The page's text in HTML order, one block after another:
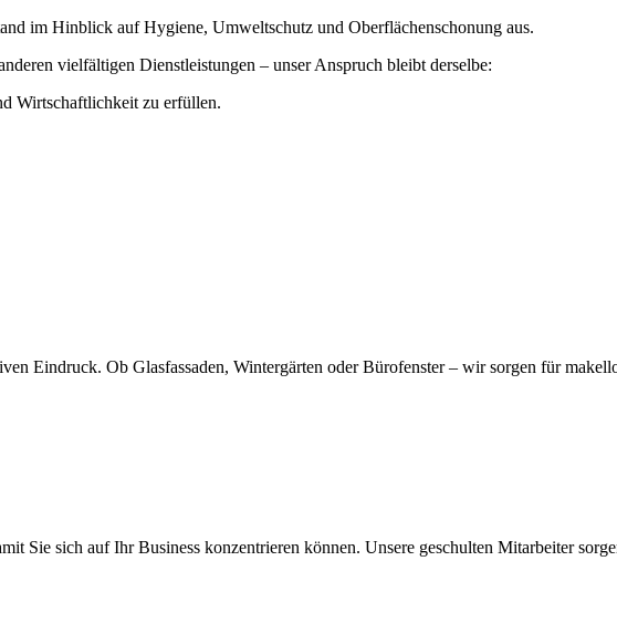
im Hinblick auf Hygiene, Umweltschutz und Oberflächenschonung aus.
vielfältigen Dienstleistungen – unser Anspruch bleibt derselbe:
Wirtschaftlichkeit zu erfüllen.
Eindruck. Ob Glasfassaden, Wintergärten oder Bürofenster – wir sorgen für
Sie sich auf Ihr Business konzentrieren können. Unsere geschulten Mitarbeiter